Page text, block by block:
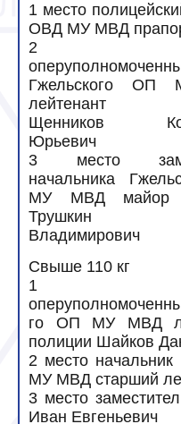
1 место
ОВД МУ МВД
2
Гжельского
лейтенант
Щенников
Юрьевич
3 место
начальника
МУ МВД майор
Трушкин
Владимирович
Свыше 110 кг
1
го ОП МУ МВД
полиции Шайков
2 место
МУ МВД старший
3 место
Иван Евгеньевич